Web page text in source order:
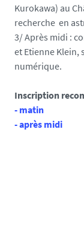
Kurokawa) au
recherche en
3/ Après midi :
et Etienne Klein,
numérique.
Inscription
- matin
- après midi